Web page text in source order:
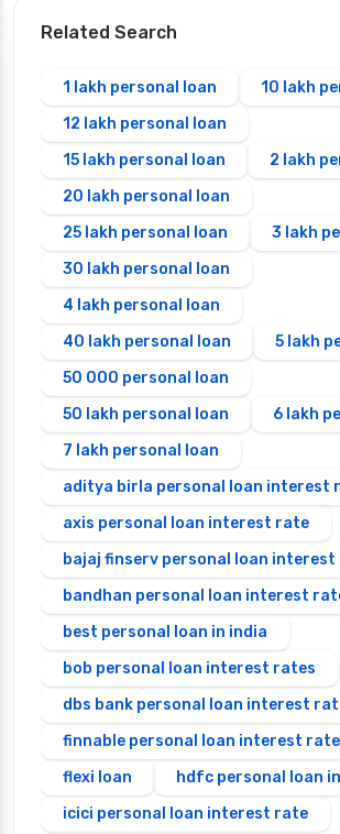
Related Search
1 lakh personal loan
10 lakh
12 lakh personal loan
15 lakh personal loan
2 lakh
20 lakh personal loan
25 lakh personal loan
3 lakh
30 lakh personal loan
4 lakh personal loan
40 lakh personal loan
5 lakh
50 000 personal loan
50 lakh personal loan
6 lakh
7 lakh personal loan
aditya birla personal loan interest
axis personal loan interest rate
bajaj finserv personal loan
bandhan personal loan interest
best personal loan in india
bob personal loan interest rates
dbs bank personal loan interest
finnable personal loan interest rate
flexi loan
hdfc personal loan
icici personal loan interest rate